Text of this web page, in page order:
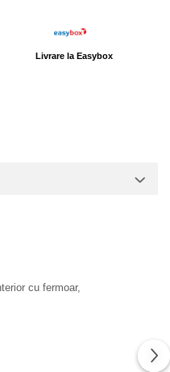
Livrare la Easybox
cu fermoar,